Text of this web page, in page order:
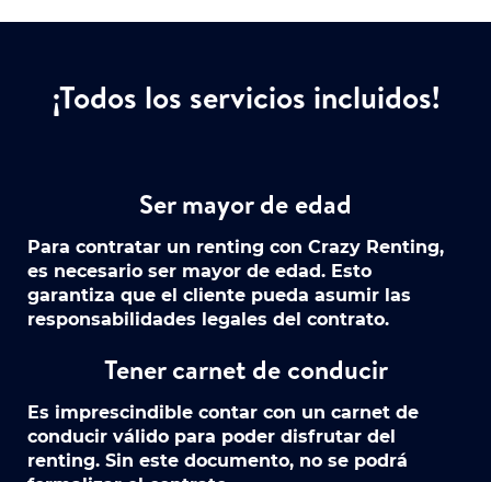
¡Todos los servicios incluidos!
Ser mayor de edad
Para contratar un renting con Crazy Renting,
es necesario ser mayor de edad. Esto
garantiza que el cliente pueda asumir las
responsabilidades legales del contrato.
Tener carnet de conducir
Es imprescindible contar con un carnet de
conducir válido para poder disfrutar del
renting. Sin este documento, no se podrá